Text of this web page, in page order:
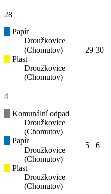
28
Papír
Droužkovice
(Chomutov)
Plast
Droužkovice
(Chomutov)
29 30
4
Komunální odpad
Droužkovice
(Chomutov)
Papír
Droužkovice
(Chomutov)
Plast
Droužkovice
(Chomutov)
5 6